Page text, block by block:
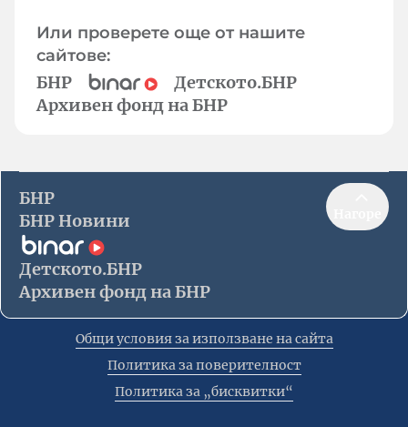
Или проверете още от нашите
сайтове:
БНР
Детското.БНР
Архивен фонд на БНР
БНР
БНР Новини
Детското.БНР
Архивен фонд на БНР
Общи условия за използване на сайта
Политика за поверителност
Политика за „бисквитки“